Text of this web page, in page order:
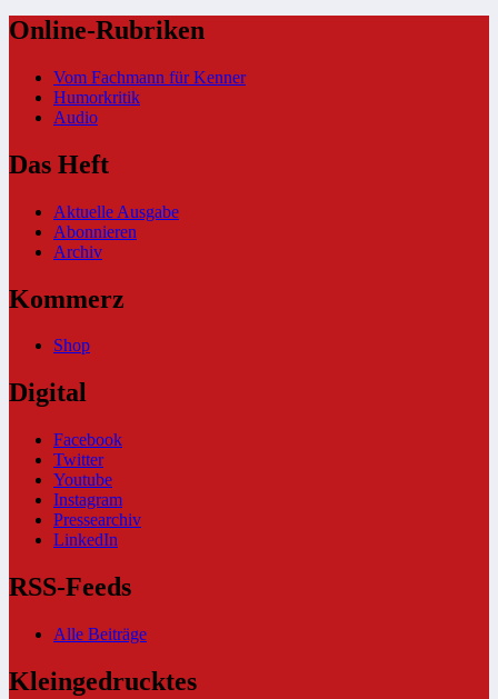
Online-Rubriken
Vom Fachmann für Kenner
Humorkritik
Audio
Das Heft
Aktuelle Ausgabe
Abonnieren
Archiv
Kommerz
Shop
Digital
Facebook
Twitter
Youtube
Instagram
Pressearchiv
LinkedIn
RSS-Feeds
Alle Beiträge
Kleingedrucktes